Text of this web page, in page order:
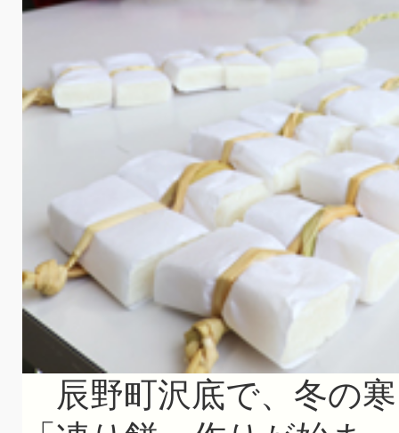
辰野町沢底で、冬の